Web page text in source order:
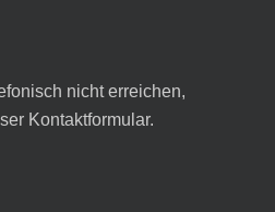
nicht erreichen,
Kontaktformular.